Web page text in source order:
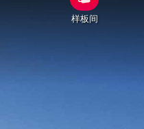
样板间